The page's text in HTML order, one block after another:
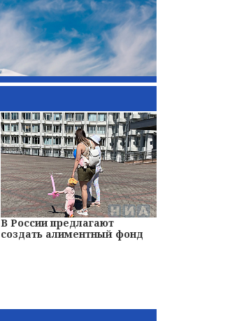
В России предлагают
создать алиментный фонд